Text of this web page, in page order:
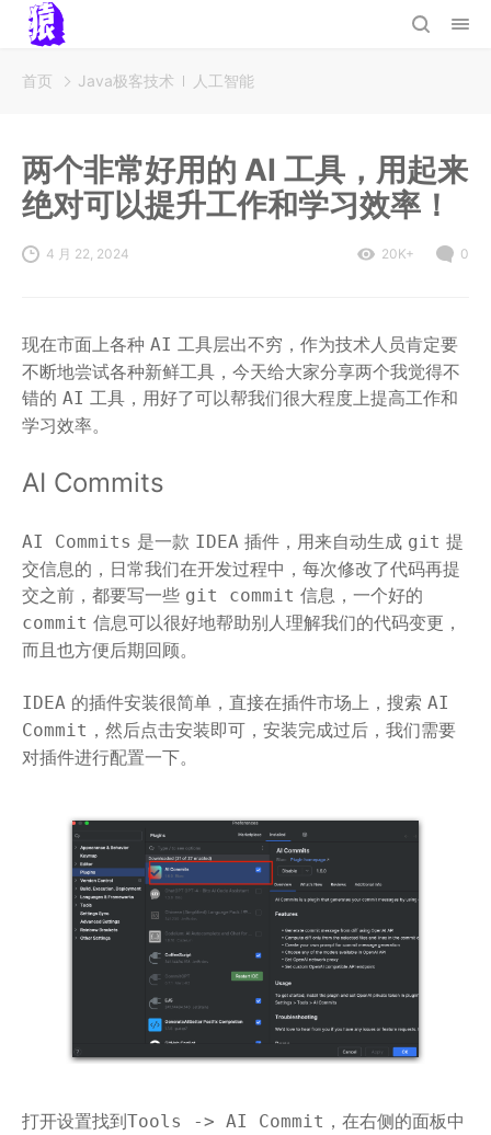
首页 Java极客技术 人工智能
两个非常好用的 AI 工具，用起来
绝对可以提升工作和学习效率！
4 月 22, 2024 20K+ 0
现在市面上各种 AI 工具层出不穷，作为技术人员肯定要
不断地尝试各种新鲜工具，今天给大家分享两个我觉得不
错的 AI 工具，用好了可以帮我们很大程度上提高工作和
学习效率。
AI Commits
AI Commits 是一款 IDEA 插件，用来自动生成 git 提
交信息的，日常我们在开发过程中，每次修改了代码再提
交之前，都要写一些 git commit 信息，一个好的
commit 信息可以很好地帮助别人理解我们的代码变更，
而且也方便后期回顾。
IDEA 的插件安装很简单，直接在插件市场上，搜索 AI
Commit ，然后点击安装即可，安装完成过后，我们需要
对插件进行配置一下。
打开设置找到Tools -> AI Commit ，在右侧的面板中